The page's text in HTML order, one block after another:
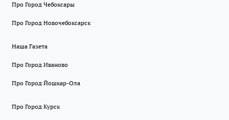
Про Город Чебоксары
Про Город Новочебоксарск
Наша Газета
Про Город Иваново
Про Город Йошкар-Ола
Про Город Курск